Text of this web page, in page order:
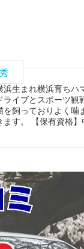
浜生まれ横浜育ち
ライブとスポーツ
を飼っておりよく
ます。 【保有資格